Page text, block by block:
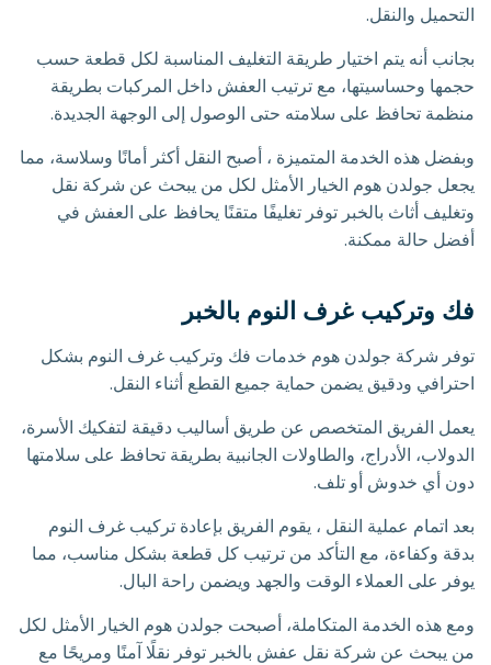
التحميل والنقل.
بجانب أنه يتم اختيار طريقة التغليف المناسبة لكل قطعة حسب
حجمها وحساسيتها، مع ترتيب العفش داخل المركبات بطريقة
منظمة تحافظ على سلامته حتى الوصول إلى الوجهة الجديدة.
وبفضل هذه الخدمة المتميزة ، أصبح النقل أكثر أمانًا وسلاسة، مما
يجعل جولدن هوم الخيار الأمثل لكل من يبحث عن شركة نقل
وتغليف أثاث بالخبر توفر تغليفًا متقنًا يحافظ على العفش في
أفضل حالة ممكنة.
فك وتركيب غرف النوم بالخبر
توفر شركة جولدن هوم خدمات فك وتركيب غرف النوم بشكل
احترافي ودقيق يضمن حماية جميع القطع أثناء النقل.
يعمل الفريق المتخصص عن طريق أساليب دقيقة لتفكيك الأسرة،
الدولاب، الأدراج، والطاولات الجانبية بطريقة تحافظ على سلامتها
دون أي خدوش أو تلف.
بعد اتمام عملية النقل ، يقوم الفريق بإعادة تركيب غرف النوم
بدقة وكفاءة، مع التأكد من ترتيب كل قطعة بشكل مناسب، مما
يوفر على العملاء الوقت والجهد ويضمن راحة البال.
ومع هذه الخدمة المتكاملة، أصبحت جولدن هوم الخيار الأمثل لكل
من يبحث عن شركة نقل عفش بالخبر توفر نقلًا آمنًا ومريحًا مع